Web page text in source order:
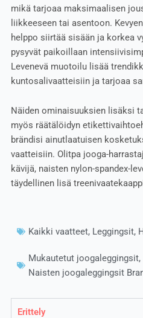
mikä tarjoaa maksimaalisen
liikkeeseen tai asentoon.
helppo siirtää sisään ja korkea
pysyvät paikoillaan
Levenevä muotoilu lisää
kuntosalivaatteisiin ja tarjoaa
Näiden ominaisuuksien lisäksi
myös räätälöidyn
brändisi ainutlaatuisen
vaatteisiin. Olitpa jooga-
kävijä, naisten nylon-spandex-
täydellinen lisä
Kaikki vaatteet, Leggingsit,
Mukautetut joogaleggingsit,
Naisten joogaleggingsit
Erittely